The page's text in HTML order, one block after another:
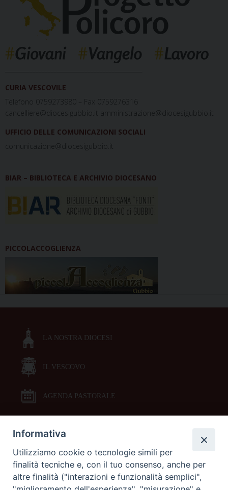
CURIA VESCOVILE
Telefono 0759273980 – Fax 0759276316
cancelliere@diocesigubbio.it amministrazione@diocesigubbio.it
UFFICIO DELLE COMUNICAZIONI SOCIALI
comunicazione@diocesigubbio.it
BIAR – BIBLIOTECA E ARCHIVIO DIOCESANO
PICCOLACCOGLIENZA
LA NOSTRA DIOCESI
IL VESCOVO
AGENDA PASTORALE
DOCUMENTI PASTORALI
ORARI MESSE
Informativa
Utilizziamo cookie o tecnologie simili per
finalità tecniche e, con il tuo consenso, anche per
altre finalità ("interazioni e funzionalità semplici",